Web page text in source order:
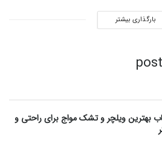
بارگذاری بیشتر
بهترین ویلچر و تشک مواج برای راحتی و